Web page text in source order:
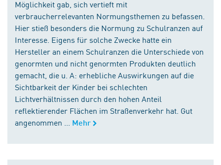
Möglichkeit gab, sich vertieft mit
verbraucherrelevanten Normungsthemen zu befassen.
Hier stieß besonders die Normung zu Schulranzen auf
Interesse. Eigens für solche Zwecke hatte ein
Hersteller an einem Schulranzen die Unterschiede von
genormten und nicht genormten Produkten deutlich
gemacht, die u. A: erhebliche Auswirkungen auf die
Sichtbarkeit der Kinder bei schlechten
Lichtverhältnissen durch den hohen Anteil
reflektierender Flächen im Straßenverkehr hat. Gut
angenommen ...
Mehr